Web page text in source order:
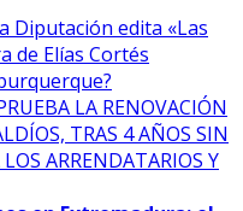
Diputación edita «Las
de Elías Cortés
LA RENOVACIÓN
TRAS 4 AÑOS SIN
ARRENDATARIOS Y